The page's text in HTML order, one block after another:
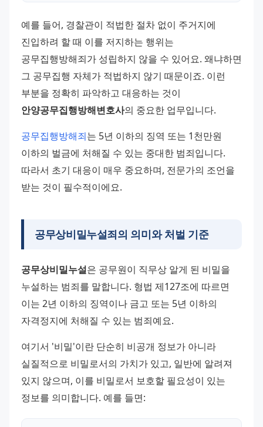
예를 들어, 경찰관이 적법한 절차 없이 주거지에
진입하려 할 때 이를 저지하는 행위는
공무집행방해죄가 성립하지 않을 수 있어요. 왜냐하면
그 공무집행 자체가 적법하지 않기 때문이죠. 이런
안양공무집행방해변호사의 중요한 업무입니다.
공무집행방해죄는 5년 이하의 징역 또는 1천만원
이하의 벌금에 처해질 수 있는 중대한 범죄입니다.
따라서 초기 대응이 매우 중요하며, 전문가의 조언을
받는 것이 필수적이에요.
공무상비밀누설죄의 의미와 처벌 기준
공무상비밀누설은 공무원이 직무상 알게 된 비밀을
누설하는 범죄를 말합니다. 형법 제127조에 따르면
이는 2년 이하의 징역이나 금고 또는 5년 이하의
자격정지에 처해질 수 있는 범죄예요.
여기서 '비밀'이란 단순히 비공개 정보가 아니라
실질적으로 비밀로서의 가치가 있고, 일반에 알려져
있지 않으며, 이를 비밀로서 보호할 필요성이 있는
정보를 의미합니다. 예를 들면: